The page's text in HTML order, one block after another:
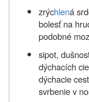
zrýchlená
bolesť na
podobné
sipot,
dýchacích
dýchacie
svrbenie v